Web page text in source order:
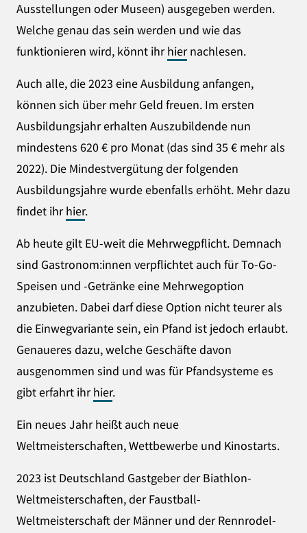
Ausstellungen oder Museen) ausgegeben werden.
Welche genau das sein werden und wie das
funktionieren wird, könnt ihrhiernachlesen.
Auch alle, die 2023 eine Ausbildung anfangen,
können sich über mehr Geld freuen. Im ersten
Ausbildungsjahr erhalten Auszubildende nun
mindestens 620 € pro Monat (das sind 35 € mehr als
2022). Die Mindestvergütung der folgenden
Ausbildungsjahre wurde ebenfalls erhöht. Mehr dazu
findet ihrhier.
Ab heute gilt EU-weit die Mehrwegpflicht. Demnach
sind Gastronom:innen verpflichtet auch für To-Go-
Speisen und -Getränke eine Mehrwegoption
anzubieten. Dabei darf diese Option nicht teurer als
die Einwegvariante sein, ein Pfand ist jedoch erlaubt.
Genaueres dazu, welche Geschäfte davon
ausgenommen sind und was für Pfandsysteme es
gibt erfahrt ihrhier.
Ein neues Jahr heißt auch neue
Weltmeisterschaften, Wettbewerbe und Kinostarts.
2023 ist Deutschland Gastgeber der Biathlon-
Weltmeisterschaften, der Faustball-
Weltmeisterschaft der Männer und der Rennrodel-